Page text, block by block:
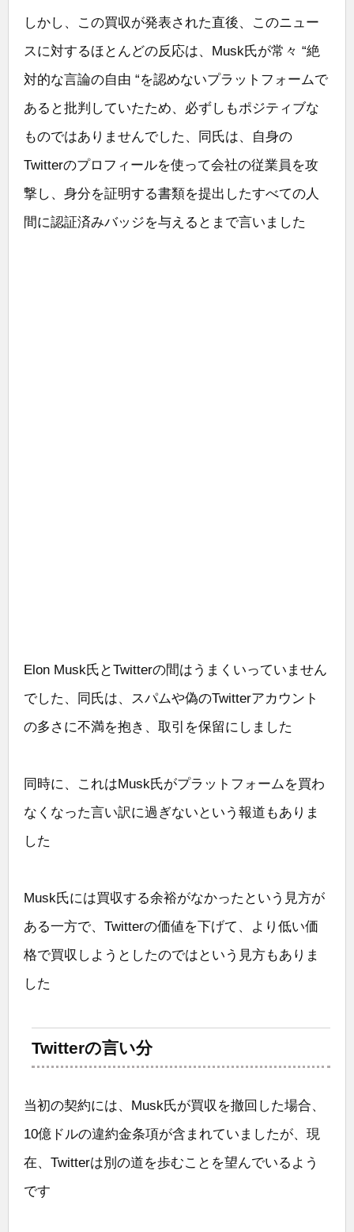
しかし、この買収が発表された直後、このニュー
スに対するほとんどの反応は、Musk氏が常々 “絶
対的な言論の自由 “を認めないプラットフォームで
あると批判していたため、必ずしもポジティブな
ものではありませんでした、同氏は、自身の
Twitterのプロフィールを使って会社の従業員を攻
撃し、身分を証明する書類を提出したすべての人
間に認証済みバッジを与えるとまで言いました
Elon Musk氏とTwitterの間はうまくいっていません
でした、同氏は、スパムや偽のTwitterアカウント
の多さに不満を抱き、取引を保留にしました
同時に、これはMusk氏がプラットフォームを買わ
なくなった言い訳に過ぎないという報道もありま
した
Musk氏には買収する余裕がなかったという見方が
ある一方で、Twitterの価値を下げて、より低い価
格で買収しようとしたのではという見方もありま
した
Twitterの言い分
当初の契約には、Musk氏が買収を撤回した場合、
10億ドルの違約金条項が含まれていましたが、現
在、Twitterは別の道を歩むことを望んでいるよう
です